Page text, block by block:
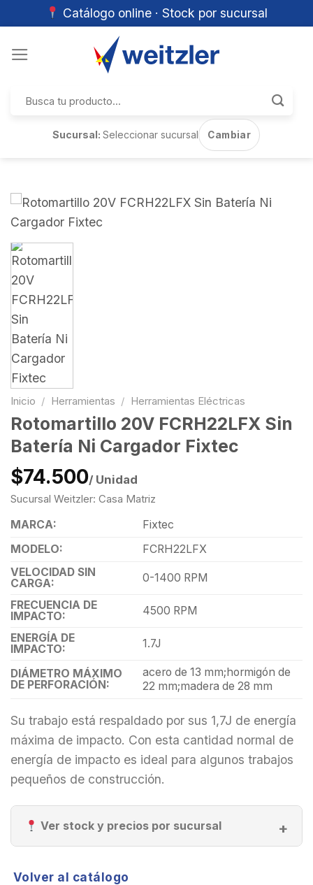
Catálogo online · Stock por sucursal
por:
Sucursal:Seleccionar sucursal Cambiar
Inicio / Herramientas / Herramientas Eléctricas
Rotomartillo 20V FCRH22LFX Sin
Batería Ni Cargador Fixtec
$74.500/ Unidad
Sucursal Weitzler: Casa Matriz
MARCA:
Fixtec
MODELO:
FCRH22LFX
VELOCIDAD SIN
CARGA:
0-1400 RPM
FRECUENCIA DE
IMPACTO:
4500 RPM
ENERGÍA DE
IMPACTO:
1.7J
DIÁMETRO MÁXIMO
DE PERFORACIÓN:
acero de 13 mm;hormigón de
22 mm;madera de 28 mm
Su trabajo está respaldado por sus 1,7J de energía
máxima de impacto. Con esta cantidad normal de
energía de impacto es ideal para algunos trabajos
pequeños de construcción.
Ver stock y precios por sucursal
Volver al catálogo